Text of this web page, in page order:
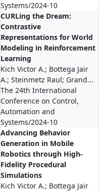
Systems/2024-10
CURLing the Dream:
Contrastive
Representations for World
Modeling in Reinforcement
Learning
Kich Victor A.; Bottega Jair
A.; Steinmetz Raul; Grand...
The 24th International
Conference on Control,
Automation and
Systems/2024-10
Advancing Behavior
Generation in Mobile
Robotics through High-
Fidelity Procedural
Simulations
Kich Victor A.; Bottega Jair